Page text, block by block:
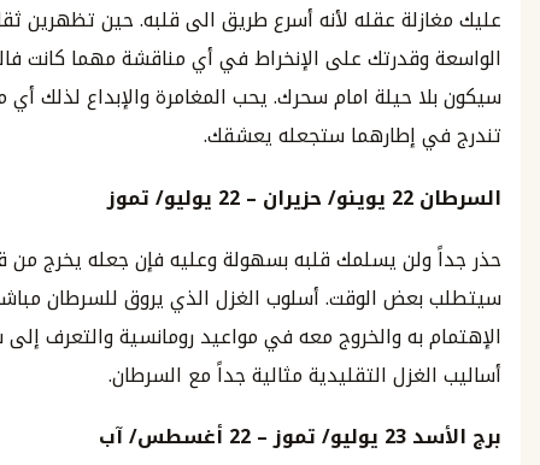
عقله لأنه أسرع طريق الى قلبه. حين تظهرين ثقافتك
على الإنخراط في أي مناقشة مهما كانت فالجوزاء
حيلة امام سحرك. يحب المغامرة والإبداع لذلك أي مبادرة
إطارهما ستجعله يعشقك.
يوينو/حزيران–
22يوليو/تموز
يسلمك قلبه بسهولة وعليه فإن جعله يخرج من قوقعته
الوقت. أسلوب الغزل الذي يروق للسرطان مباشر،
به والخروج معه في مواعيد رومانسية والتعرف إلى شخصيته.
التقليدية مثالية جداً مع السرطان.
23يوليو/تموز – 22 أغسطس/آب